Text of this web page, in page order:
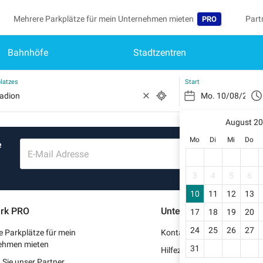
Mehrere Parkplätze für mein Unternehmen mieten PRO
Sprache
Belgique (FR)
België (NL)
Deutschland (DE)
España (ES)
France (FR)
International (EN)
Italia (IT)
Bahnhöfe Stadtzentren
Start
August
Mo Di Mi Do
3
4 5 6
10
11 12 13
17
18 19 20
24
25 26 27
31
E-Mail Adresse
PRO
Parkplätze für mein
mieten
Unterstützung
Kontaktieren Sie uns
Hilfezentrum